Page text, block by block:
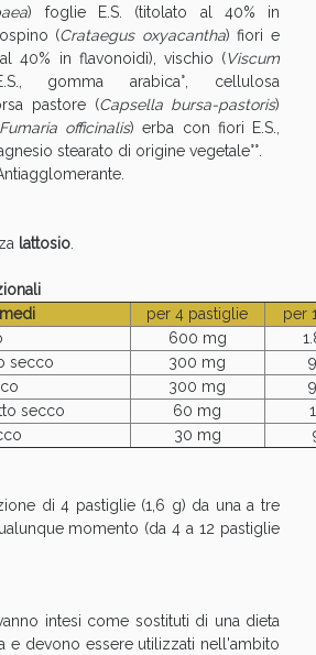
) foglie E.S. (titolato al 40% in
(Crataegus oxyacantha) fiori e
40% in flavonoidi), vischio (Viscum
gomma arabica°, cellulosa
pastore (Capsella bursa-pastoris)
officinalis) erba con fiori E.S.,
stearato di origine vegetale°°.
lattosio.
per 4 pastiglie
per
600 mg
secco
300 mg
300 mg
secco
60 mg
30 mg
di 4 pastiglie (1,6 g) da una a tre
momento (da 4 a 12 pastiglie
intesi come sostituti di una dieta
e devono essere utilizzati nell'ambito